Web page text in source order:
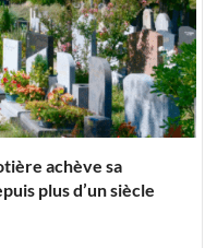
achève sa
plus d’un siècle